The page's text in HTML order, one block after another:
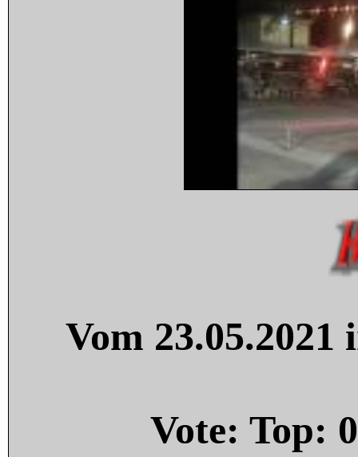
Vom
Vote: Top: 0